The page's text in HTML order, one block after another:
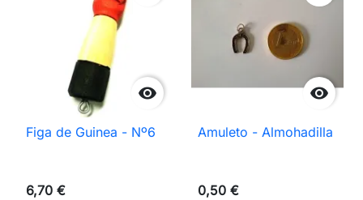

Figa de Guinea - Nº6
6,70 €

Amuleto - Almohadilla
0,50 €